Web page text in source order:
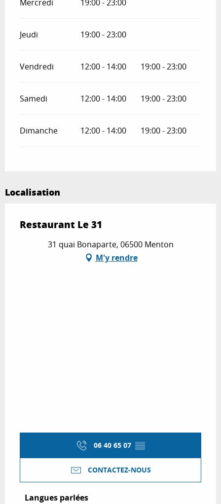
Mercredi 19:00 - 23:00
Jeudi 19:00 - 23:00
Vendredi 12:00 - 14:00 19:00 - 23:00
Samedi 12:00 - 14:00 19:00 - 23:00
Dimanche 12:00 - 14:00 19:00 - 23:00
Localisation
Restaurant Le 31
31 quai Bonaparte, 06500 Menton
M'y rendre
06 40 65 07 ▒▒
CONTACTEZ-NOUS
Langues parlées
Langues parlées